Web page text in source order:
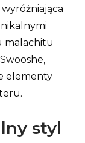
malachitu
elementy
styl